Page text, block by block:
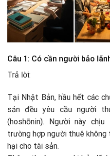
Câu 1: Có cần người bảo
Trả lời:
Tại Nhật Bản, hầu hết các
sản đều yêu cầu người
(hoshōnin). Người này
trường hợp người thuê
hại cho tài sản.